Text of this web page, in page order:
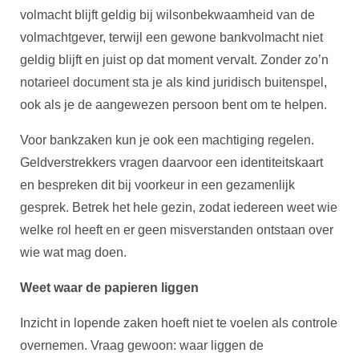
volmacht blijft geldig bij wilsonbekwaamheid van de
volmachtgever, terwijl een gewone bankvolmacht niet
geldig blijft en juist op dat moment vervalt. Zonder zo’n
notarieel document sta je als kind juridisch buitenspel,
ook als je de aangewezen persoon bent om te helpen.
Voor bankzaken kun je ook een machtiging regelen.
Geldverstrekkers vragen daarvoor een identiteitskaart
en bespreken dit bij voorkeur in een gezamenlijk
gesprek. Betrek het hele gezin, zodat iedereen weet wie
welke rol heeft en er geen misverstanden ontstaan over
wie wat mag doen.
Weet waar de papieren liggen
Inzicht in lopende zaken hoeft niet te voelen als controle
overnemen. Vraag gewoon: waar liggen de